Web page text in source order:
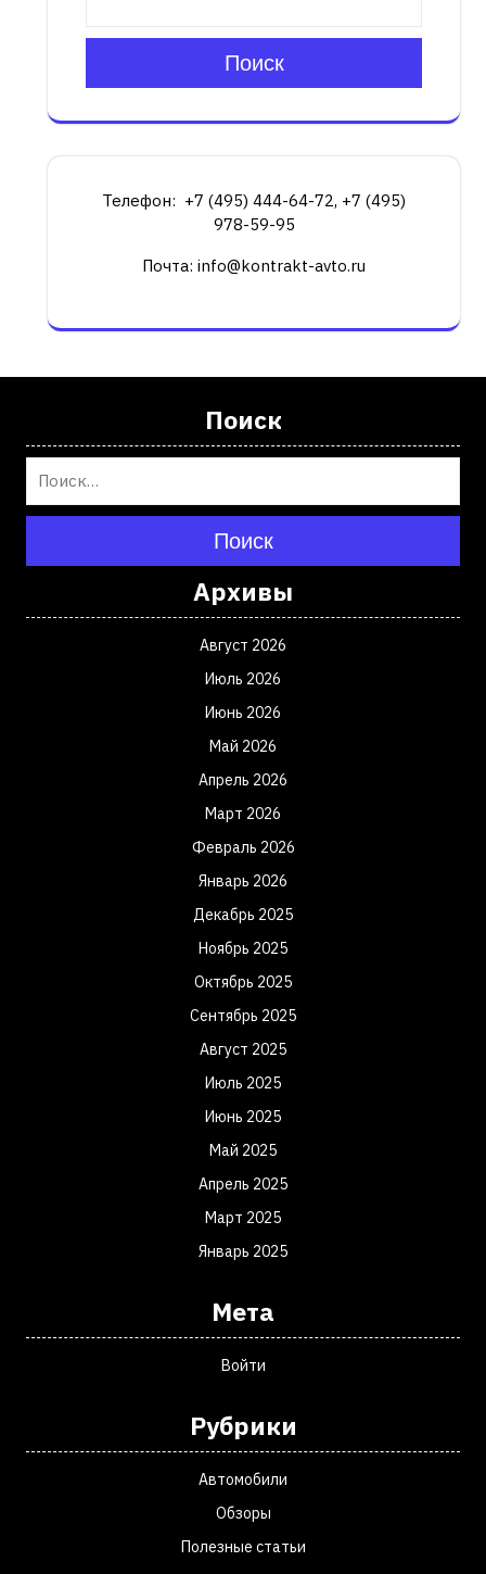
Поиск
Телефон: +7 (495) 444-64-72, +7 (495)
978-59-95
Почта: info@kontrakt-avto.ru
Поиск
Поиск
Архивы
Август 2026
Июль 2026
Июнь 2026
Май 2026
Апрель 2026
Март 2026
Февраль 2026
Январь 2026
Декабрь 2025
Ноябрь 2025
Октябрь 2025
Сентябрь 2025
Август 2025
Июль 2025
Июнь 2025
Май 2025
Апрель 2025
Март 2025
Январь 2025
Мета
Войти
Рубрики
Автомобили
Обзоры
Полезные статьи